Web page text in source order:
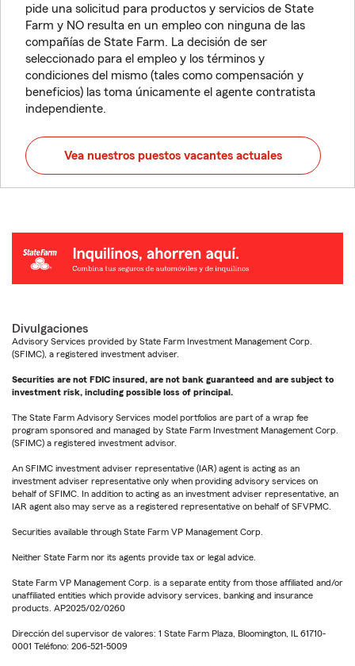
pide una solicitud para productos y servicios de State
Farm y NO resulta en un empleo con ninguna de las
compañías de State Farm. La decisión de ser
seleccionado para el empleo y los términos y
condiciones del mismo (tales como compensación y
beneficios) las toma únicamente el agente contratista
independiente.
Vea nuestros puestos vacantes actuales
Divulgaciones
Advisory Services provided by State Farm Investment Management Corp.
(SFIMC), a registered investment adviser.
Securities are not FDIC insured, are not bank guaranteed and are subject to
investment risk, including possible loss of principal.
The State Farm Advisory Services model portfolios are part of a wrap fee
program sponsored and managed by State Farm Investment Management Corp.
(SFIMC) a registered investment advisor.
An SFIMC investment adviser representative (IAR) agent is acting as an
investment adviser representative only when providing advisory services on
behalf of SFIMC. In addition to acting as an investment adviser representative, an
IAR agent also may serve as a registered representative on behalf of SFVPMC.
Securities available through State Farm VP Management Corp.
Neither State Farm nor its agents provide tax or legal advice.
State Farm VP Management Corp. is a separate entity from those affiliated and/or
unaffiliated entities which provide advisory services, banking and insurance
products. AP2025/02/0260
Dirección del supervisor de valores: 1 State Farm Plaza, Bloomington, IL 61710-
0001 Teléfono: 206-521-5009